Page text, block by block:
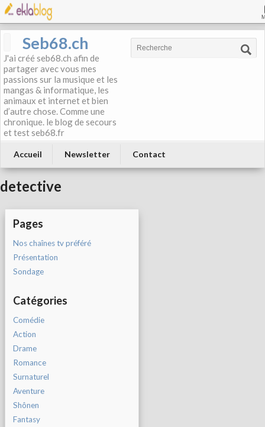
Seb68.ch
J'ai créé seb68.ch afin de
partager avec vous mes
passions sur la musique et les
mangas & informatique, les
animaux et internet et bien
d’autre chose. Comme une
chronique. le blog de secours
et test seb68.fr
Accueil Newsletter Contact
detective
Pages
Nos chaînes tv préféré
Présentation
Sondage
Catégories
Comédie
Action
Drame
Romance
Surnaturel
Aventure
Shônen
Fantasy